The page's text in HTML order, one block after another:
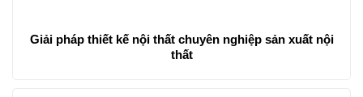
Giải pháp thiết kế nội thất chuyên nghiệp sản xuất nội
thất